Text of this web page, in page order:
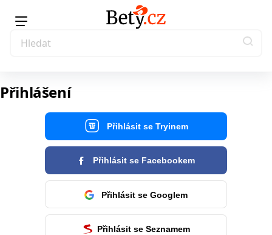
Přihlášení
Přihlásit se Tryinem
Přihlásit se Facebookem
Přihlásit se Googlem
Přihlásit se Seznamem